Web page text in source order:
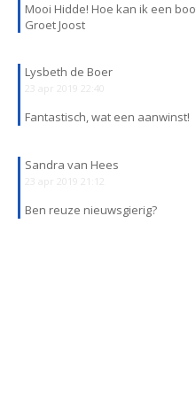
Mooi Hidde! Hoe kan ik een
Groet Joost
Lysbeth de Boer
23 apr 2019 22:40
Fantastisch, wat een aanwinst!
Sandra van Hees
23 apr 2019 21:12
Ben reuze nieuwsgierig?